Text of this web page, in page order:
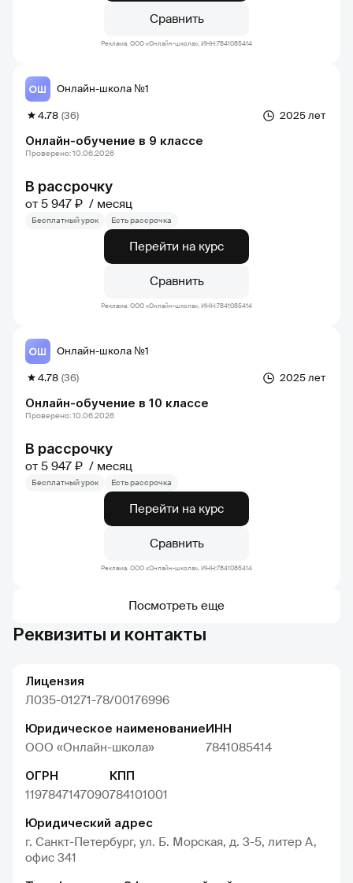
Сравнить
Реклама. ООО «Онлайн-школа», ИНН:7841085414
Онлайн-обучение в 9 классе
2025 лет
4.78 (36)
Онлайн-школа №1
В рассрочку
от 5 947 ₽ месяц
Проверено: 10.06.2026
Бесплатный урок Есть рассрочка
Перейти на курс
Сравнить
Реклама. ООО «Онлайн-школа», ИНН:7841085414
Онлайн-обучение в 10 классе
2025 лет
4.78 (36)
Онлайн-школа №1
В рассрочку
от 5 947 ₽ месяц
Проверено: 10.06.2026
Бесплатный урок Есть рассрочка
Перейти на курс
Сравнить
Реклама. ООО «Онлайн-школа», ИНН:7841085414
Посмотреть еще
Реквизиты и контакты
Лицензия
Л035-01271-78/00176996
Юридическое наименование
ООО «Онлайн-школа»
ИНН
7841085414
ОГРН
1197847147090
КПП
784101001
Юридический адрес
г. Санкт-Петербург, ул. Б. Морская, д. 3-5, литер А,
офис 341